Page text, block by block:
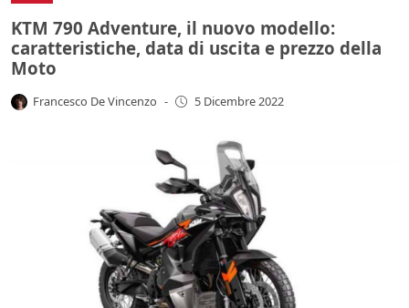
KTM 790 Adventure, il nuovo modello:
caratteristiche, data di uscita e prezzo della
Moto
Francesco De Vincenzo - 5 Dicembre 2022